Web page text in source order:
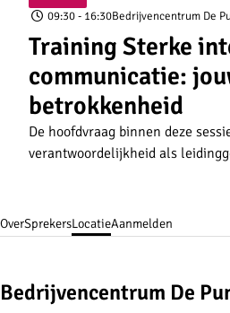
09:30- 16:30Bedrijvencentrum De
Training Sterke
communicatie:
betrokkenheid
De hoofdvraag binnen deze
verantwoordelijkheid als
OverSprekersLocatieAanmelden
Bedrijvencentrum De